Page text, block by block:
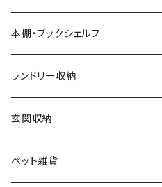
カントリー
アンティーク
ヨーロピアン
モノトーン
ダストボックス
ハンキングラック
プランター用品
クッション
スツール
カウンターチェア
デザイナーズチェア
ダイニングチェア
本棚・ブックシェルフ
ランドリー収納
玄関収納
シューズラック・シューズボックス
ペット雑貨